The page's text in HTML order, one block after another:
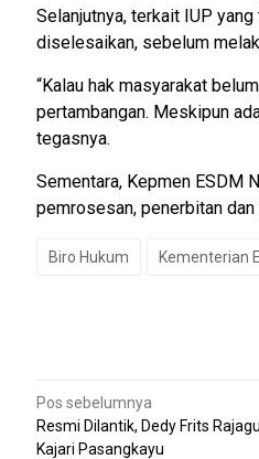
Selanjutnya, terkait IUP
diselesaikan, sebelum
“Kalau hak masyarakat
pertambangan. Meskipun
tegasnya.
Sementara, Kepmen ESDM
pemrosesan, penerbitan dan
Biro Hukum Kementerian
Navigasi
pos
Pos sebelumnya
Resmi Dilantik, Dedy Frits
Kajari Pasangkayu